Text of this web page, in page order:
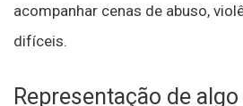
acompanhar cenas de abuso,
difíceis.
Representação de